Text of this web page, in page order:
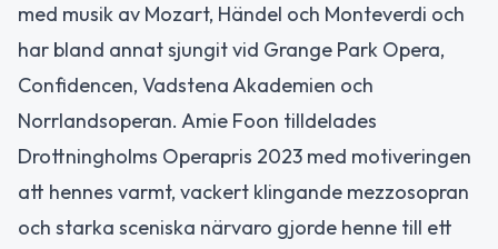
med musik av Mozart, Händel och Monteverdi och
har bland annat sjungit vid Grange Park Opera,
Confidencen, Vadstena Akademien och
Norrlandsoperan. Amie Foon tilldelades
Drottningholms Operapris 2023 med motiveringen
att hennes varmt, vackert klingande mezzosopran
och starka sceniska närvaro gjorde henne till ett